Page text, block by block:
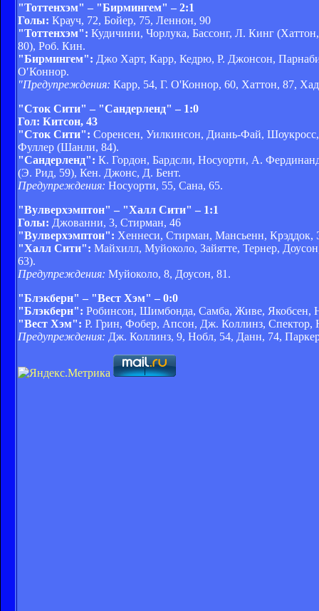
"Тоттенхэм" – "Бирмингем" – 2:1
Голы: Крауч, 72, Бойер, 75, Леннон, 90
"Тоттенхэм": Кудичини, Чорлука, Бассонг, Л. Кинг
80), Роб. Кин.
"Бирмингем": Джо Харт, Карр, Кедрю, Р. Джонсон,
О′Коннор.
"Предупреждения: Карр, 54, Г. О'Коннор, 60, Хаттон, 87,
"Сток Сити" – "Сандерленд" – 1:0
Гол: Китсон, 43
"Сток Сити": Соренсен, Уилкинсон, Диань-Фай,
Фуллер (Шанли, 84).
"Сандерленд": К. Гордон, Бардсли, Носуорти, А.
(Э. Рид, 59), Кен. Джонс, Д. Бент.
Предупреждения: Носуорти, 55, Сана, 65.
"Вулверхэмптон" – "Халл Сити" – 1:1
Голы: Джованни, 3, Стирман, 46
"Вулверхэмптон": Хеннеси, Стирман, Мансьенн,
"Халл Сити": Майхилл, Муйоколо, Зайятте, Тернер,
63).
Предупреждения: Муйоколо, 8, Доусон, 81.
"Блэкберн" – "Вест Хэм" – 0:0
"Блэкберн": Робинсон, Шимбонда, Самба, Живе, Якобсен,
"Вест Хэм": Р. Грин, Фобер, Апсон, Дж. Коллинз, Спектор,
Предупреждения: Дж. Коллинз, 9, Нобл, 54, Данн, 74,